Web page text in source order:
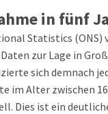
in fünf
Statistics
zur Lage in
sich demnach
im Alter zwischen
Dies ist ein